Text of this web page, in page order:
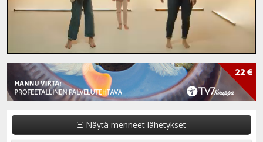
päällä
Näytä menneet lähetykset